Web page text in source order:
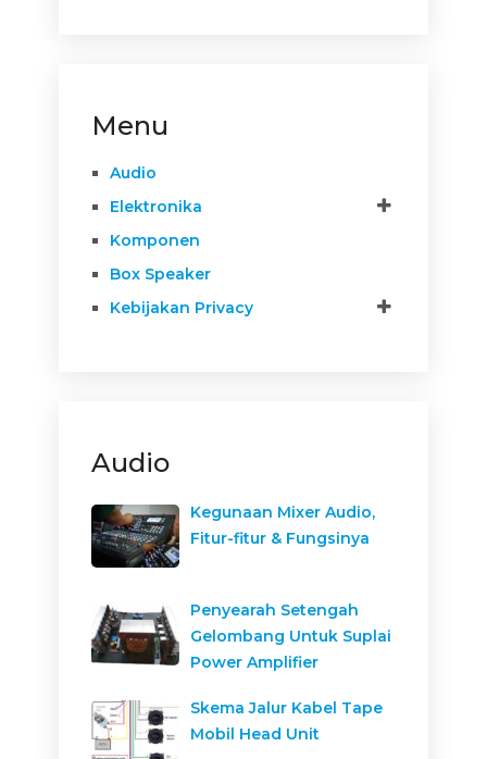
Menu
Audio
Elektronika
Komponen
Box Speaker
Kebijakan Privacy
Audio
Kegunaan Mixer Audio,
Fitur-fitur & Fungsinya
Penyearah Setengah
Gelombang Untuk Suplai
Power Amplifier
Skema Jalur Kabel Tape
Mobil Head Unit